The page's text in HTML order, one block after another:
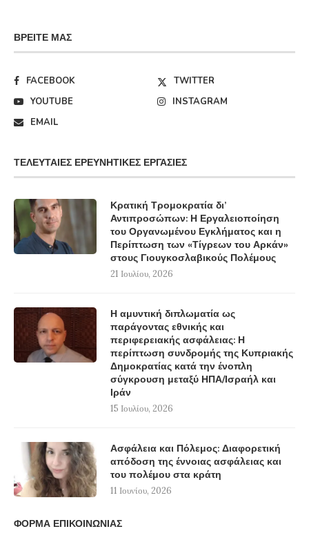
ΒΡΕΊΤΕ ΜΑΣ
FACEBOOK
TWITTER
YOUTUBE
INSTAGRAM
EMAIL
ΤΕΛΕΥΤΑΊΕΣ ΕΡΕΥΝΗΤΙΚΈΣ ΕΡΓΑΣΊΕΣ
Κρατική Τρομοκρατία δι’
Αντιπροσώπων: Η Εργαλειοποίηση
του Οργανωμένου Εγκλήματος και η
Περίπτωση των «Τίγρεων του Αρκάν»
στους Γιουγκοσλαβικούς Πολέμους
21 Ιουλίου, 2026
Η αμυντική διπλωματία ως
παράγοντας εθνικής και
περιφερειακής ασφάλειας: Η
περίπτωση συνδρομής της Κυπριακής
Δημοκρατίας κατά την ένοπλη
σύγκρουση μεταξύ ΗΠΑ/Ισραήλ και
Ιράν
15 Ιουλίου, 2026
Ασφάλεια και Πόλεμος: Διαφορετική
απόδοση της έννοιας ασφάλειας και
του πολέμου στα κράτη
11 Ιουνίου, 2026
ΦΟΡΜΑ ΕΠΙΚΟΙΝΩΝΙΑΣ